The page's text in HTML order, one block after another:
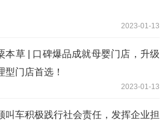
2023-01-13
本草 | 口碑爆品成就母婴门店，升级
型门店首选！
2023-01-13
叫车积极践行社会责任，发挥企业担